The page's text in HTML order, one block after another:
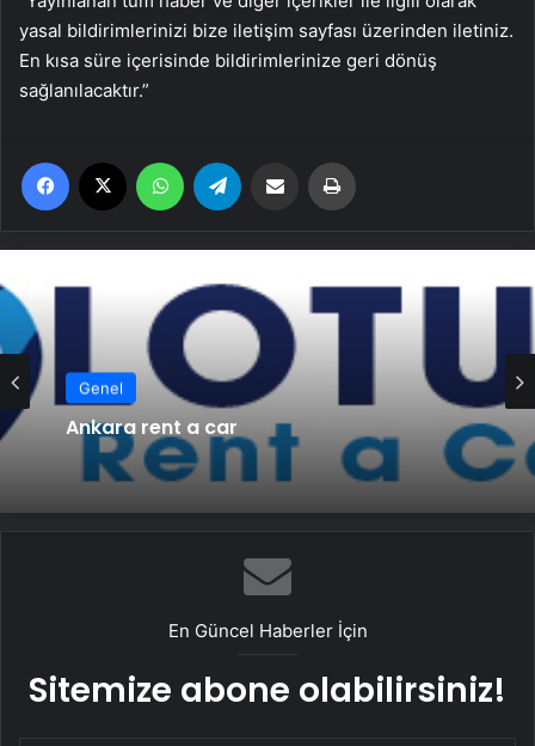
yasal bildirimlerinizi bize iletişim sayfası üzerinden iletiniz.
En kısa süre içerisinde bildirimlerinize geri dönüş
sağlanılacaktır.”
Facebook WhatsApp Email'den paylaş
Genel
Ankara rent a car
En Güncel Haberler İçin
Sitemize abone olabilirsiniz!